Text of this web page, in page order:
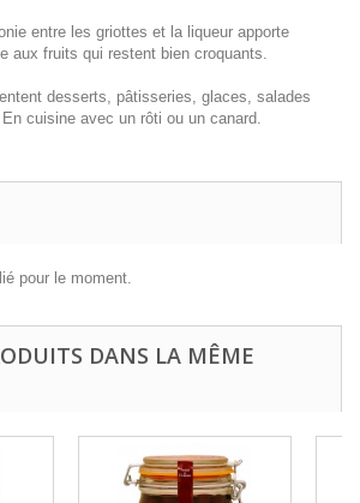
entre les griottes et la liqueur apporte
aux fruits qui restent bien croquants.
desserts, pâtisseries, glaces, salades
cuisine avec un rôti ou un canard.
pour le moment.
DANS LA MÊME